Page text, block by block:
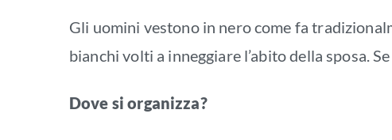
Gli uomini vestono in nero come fa
bianchi volti a inneggiare l’abito della sposa.
Dove si organizza?